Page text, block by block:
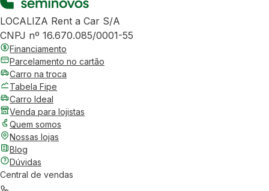
LOCALIZA Rent a Car S/A
CNPJ nº 16.670.085/0001-55
Financiamento
Parcelamento no cartão
Carro na troca
Tabela Fipe
Carro Ideal
Venda para lojistas
Quem somos
Nossas lojas
Blog
Dúvidas
Central de vendas